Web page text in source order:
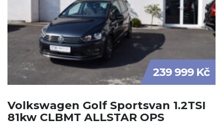
239 999 Kč
Volkswagen Golf Sportsvan 1.2TSI
81kw CLBMT ALLSTAR OPS